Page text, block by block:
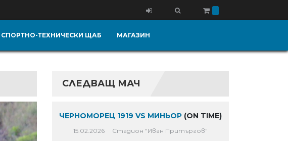
СПОРТНО-ТЕХНИЧЕСКИ ЩАБ МАГАЗИН
СЛЕДВАЩ МАЧ
ЧЕРНОМОРЕЦ 1919 VS МИНЬОР (ON TIME)
15.02.2026 Стадион "Иван Притъргов"